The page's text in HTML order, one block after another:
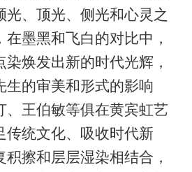
光、顶光、侧光和心灵之
墨黑和飞白的对比中，
焕发出新的时代光辉，
生的审美和形式的影响
、王伯敏等俱在黄宾虹艺
传统文化、吸收时代新
积擦和层层湿染相结合，